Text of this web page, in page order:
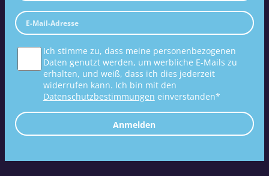
Ich stimme zu, dass meine personenbezogenen
Daten genutzt werden, um werbliche E-Mails zu
erhalten, und weiß, dass ich dies jederzeit
widerrufen kann. Ich bin mit den
Datenschutzbestimmungen einverstanden*
Anmelden